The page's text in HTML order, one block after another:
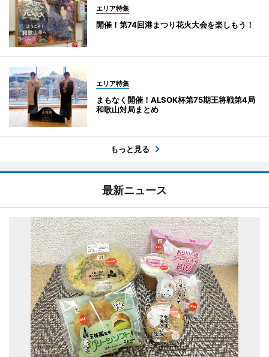
エリア特集
開催！第74回港まつり花火大会を楽しもう！
エリア特集
まもなく開催！ALSOK杯第75期王将戦第4局
和歌山対局まとめ
もっと見る
最新ニュース